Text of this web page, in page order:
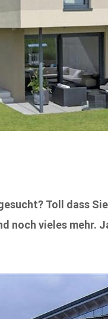
Toll dass
noch vieles mehr.